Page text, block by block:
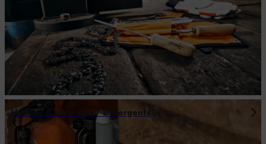
Huiles / Carburants / Détergents